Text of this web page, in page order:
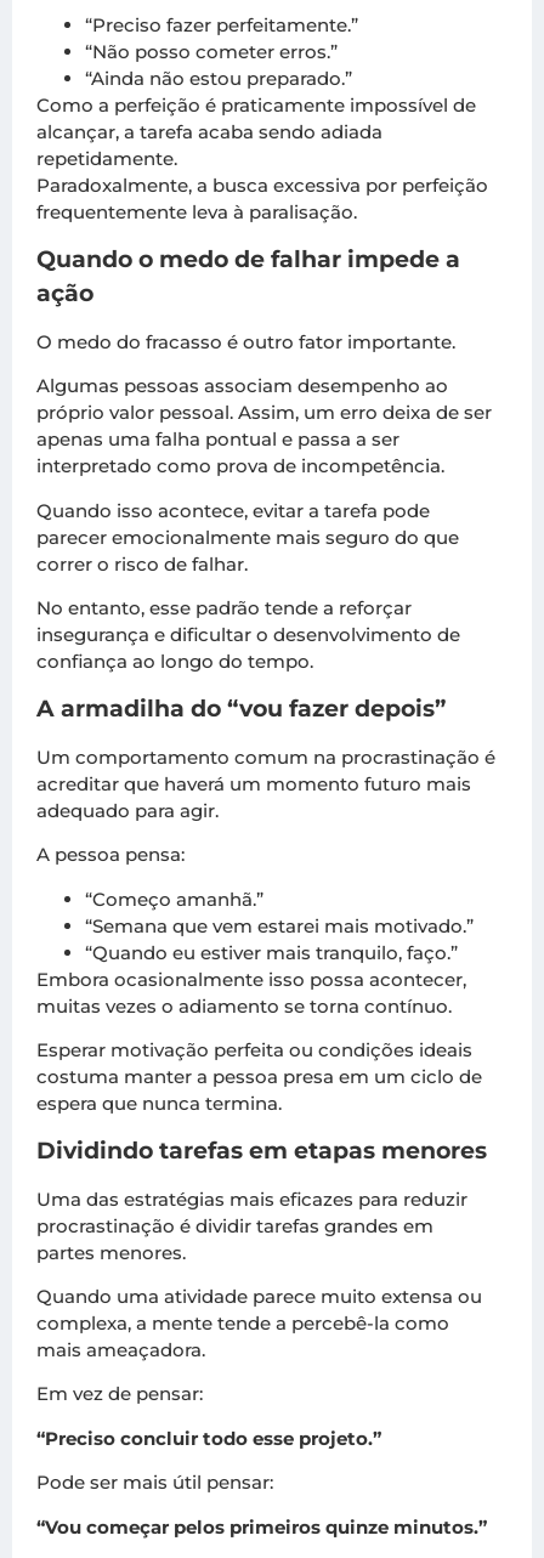
“Preciso fazer perfeitamente.”
“Não posso cometer erros.”
“Ainda não estou preparado.”
Como a perfeição é praticamente impossível de
alcançar, a tarefa acaba sendo adiada
repetidamente.
Paradoxalmente, a busca excessiva por perfeição
frequentemente leva à paralisação.
Quando o medo de falhar impede a
ação
O medo do fracasso é outro fator importante.
Algumas pessoas associam desempenho ao
próprio valor pessoal. Assim, um erro deixa de ser
apenas uma falha pontual e passa a ser
interpretado como prova de incompetência.
Quando isso acontece, evitar a tarefa pode
parecer emocionalmente mais seguro do que
correr o risco de falhar.
No entanto, esse padrão tende a reforçar
insegurança e dificultar o desenvolvimento de
confiança ao longo do tempo.
A armadilha do “vou fazer depois”
Um comportamento comum na procrastinação é
acreditar que haverá um momento futuro mais
adequado para agir.
A pessoa pensa:
“Começo amanhã.”
“Semana que vem estarei mais motivado.”
“Quando eu estiver mais tranquilo, faço.”
Embora ocasionalmente isso possa acontecer,
muitas vezes o adiamento se torna contínuo.
Esperar motivação perfeita ou condições ideais
costuma manter a pessoa presa em um ciclo de
espera que nunca termina.
Dividindo tarefas em etapas menores
Uma das estratégias mais eficazes para reduzir
procrastinação é dividir tarefas grandes em
partes menores.
Quando uma atividade parece muito extensa ou
complexa, a mente tende a percebê-la como
mais ameaçadora.
Em vez de pensar:
“Preciso concluir todo esse projeto.”
Pode ser mais útil pensar:
“Vou começar pelos primeiros quinze minutos.”